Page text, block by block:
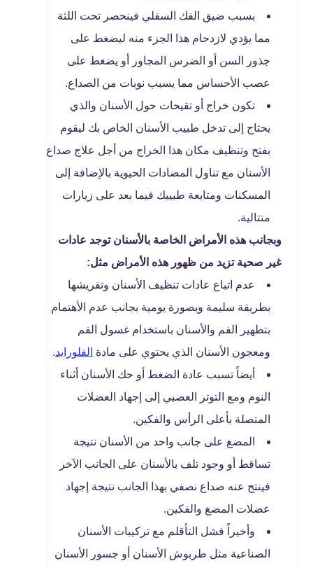
بسبب ضيق الفك السفلي فينحصر تحت اللثة
مما يؤدي لازدحام هذا الجزء منه ليضغط على
جذور السن أو الضرس المجاور أو يضغط على
عصب الأحساس مما يسبب نوبات من الصداع.
تكون خراج أو تقيحات حول الأسنان والذي
يحتاج إلى تدخل طبيب الأسنان الخاص بك ليقوم
بفتح وتنظيف مكان هذا الخراج من أجل علاج صداع
الأسنان مع تناول المضادات الحيوية بالإضافة إلى
المسكنات ومتابعة طبيبك فيما بعد على زيارات
متتالية.
وبجانب هذه الأمراض الخاصة بالأسنان توجد عادات
غير صحية تزيد من ظهور هذه الأمراض مثل:
عدم اتباع عادات تنظيف الأسنان وتفريشها
بطريقة سليمة وبصورة يومية بجانب عدم الأهتمام
بتطهير الفم والأسنان باستخدام غسول الفم
ومعجون الأسنان الذي يحتوي على مادة الفلورايد.
أيضاً تسبب عادة الضغط أو حك الأسنان أثناء
النوم ومع التوتر العصبي إلى إجهاد العضلات
المتصلة بأعلى الرأس والفكين.
المضغ على جانب واحد من الأسنان نتيجة
تساقط أو وجود تلف بالأسنان على الجانب الآخر
فينتج عنه صداع نصفي بهذا الجانب نتيجة إجهاد
عضلات المضغ والفكين.
وأخيراً فشل التأقلم مع تركيبات الأسنان
الصناعية مثل طربوش الأسنان أو جسور الأسنان